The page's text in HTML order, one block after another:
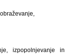
izpopolnjevanje in